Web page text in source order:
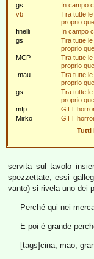
gs
In campo
vb
Tra tutte le
proprio
finelli
In campo
gs
Tra tutte le
proprio
MCP
Tra tutte le
proprio
.mau.
Tra tutte le
proprio
gs
Tra tutte le
proprio
mfp
GTT
Mirko
GTT
Tutti
servita sul tavolo
spezzettate; essi
vanto) si rivela uno dei
Perché qui nei
E poi è grande
[tags]cina, mao,